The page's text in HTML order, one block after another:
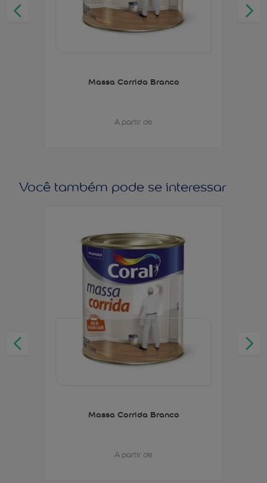
Massa Corrida Branco
A partir de
Você também pode se interessar
Massa Corrida Branco
A partir de